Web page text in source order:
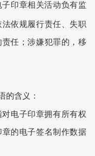
印章相关活动负有监
依规履行责任、失职
任；涉嫌犯罪的，移
的含义：
对电子印章拥有所有权
的电子签名制作数据